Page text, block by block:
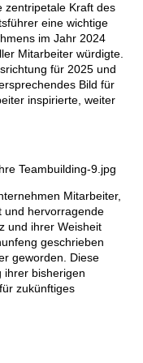
zentripetale Kraft des
eine wichtige
im Jahr 2024
Mitarbeiter würdigte.
für 2025 und
Bild für
inspirierte, weiter
Mitarbeiter,
und hervorragende
und ihrer Weisheit
geschrieben
geworden. Diese
ihrer bisherigen
zukünftiges